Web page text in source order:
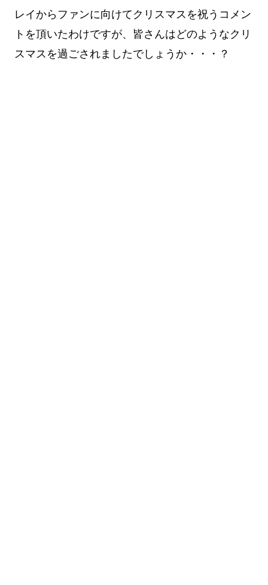
レイからファンに向けてクリスマスを祝うコメン
トを頂いたわけですが、皆さんはどのようなクリ
スマスを過ごされましたでしょうか・・・？